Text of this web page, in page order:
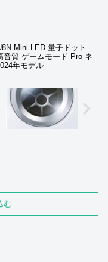
Mini LED 量子ドット
音質 ゲームモード Pro ネ
年モデル
む